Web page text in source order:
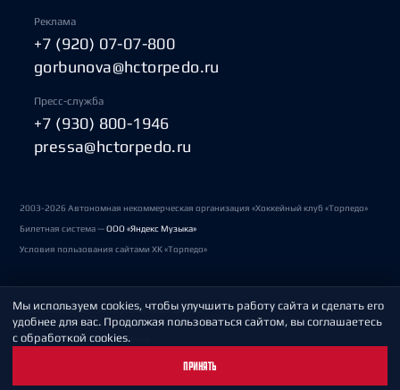
Реклама
+7 (920) 07-07-800
gorbunova@hctorpedo.ru
Пресс-служба
+7 (930) 800-1946
pressa@hctorpedo.ru
2003-2026 Автономная некоммерческая организация «Хоккейный клуб «Торпедо»
Билетная система —ООО «Яндекс Музыка»
Условия пользования сайтами ХК «Торпедо»
Политика обработки персональных данных
Пользовательское соглашение
Мы используем cookies, чтобы улучшить работу сайта и сделать его
удобнее для вас. Продолжая пользоваться сайтом, вы соглашаетесь
с обработкой cookies.
ПРИНЯТЬ